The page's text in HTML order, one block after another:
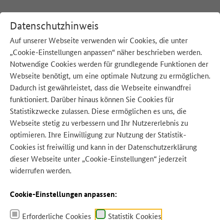
Datenschutzhinweis
Auf unserer Webseite verwenden wir Cookies, die unter
„Cookie-Einstellungen anpassen“ näher beschrieben werden.
Notwendige Cookies werden für grundlegende Funktionen der
Webseite benötigt, um eine optimale Nutzung zu ermöglichen.
Dadurch ist gewährleistet, dass die Webseite einwandfrei
funktioniert. Darüber hinaus können Sie Cookies für
Statistikzwecke zulassen. Diese ermöglichen es uns, die
Webseite stetig zu verbessern und Ihr Nutzererlebnis zu
optimieren. Ihre Einwilligung zur Nutzung der Statistik-
Cookies ist freiwillig und kann in der Datenschutzerklärung
dieser Webseite unter „Cookie-Einstellungen“ jederzeit
widerrufen werden.
Cookie-Einstellungen anpassen:
Erforderliche Cookies Statistik Cookies
:Startseite Aktionswoche